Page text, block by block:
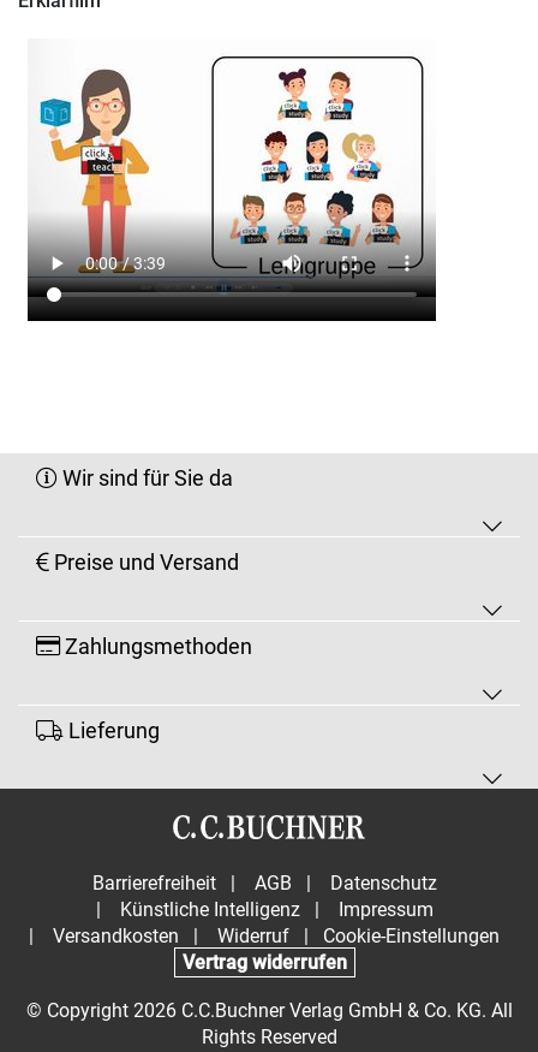
Wir sind für Sie da
Preise und Versand
Zahlungsmethoden
Lieferung
Barrierefreiheit AGB
Datenschutz
Künstliche Intelligenz
Impressum
Versandkosten Widerruf
Cookie-Einstellungen
Vertrag widerrufen
© Copyright 2026 C.C.Buchner Verlag GmbH & Co. KG. All
Rights Reserved